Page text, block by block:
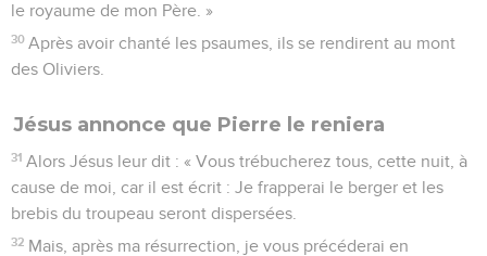
le royaume de mon Père. »
30 Après avoir chanté les psaumes, ils se rendirent au mont
des Oliviers.
Jésus annonce que Pierre le reniera
31 Alors Jésus leur dit : « Vous trébucherez tous, cette nuit, à
cause de moi, car il est écrit : Je frapperai le berger et les
brebis du troupeau seront dispersées.
32 Mais, après ma résurrection, je vous précéderai en